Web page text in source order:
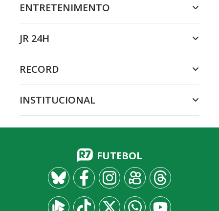
ENTRETENIMENTO
JR 24H
RECORD
INSTITUCIONAL
FUTEBOL